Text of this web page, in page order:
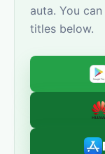
auta. You
titles below.